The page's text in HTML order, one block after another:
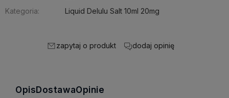
Kategoria: Liquid Delulu Salt 10ml 20mg
zapytaj o produkt dodaj opinię
Opis DostawaOpinie